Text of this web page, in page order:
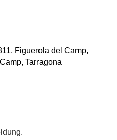
Figuerola del Camp,
Tarragona